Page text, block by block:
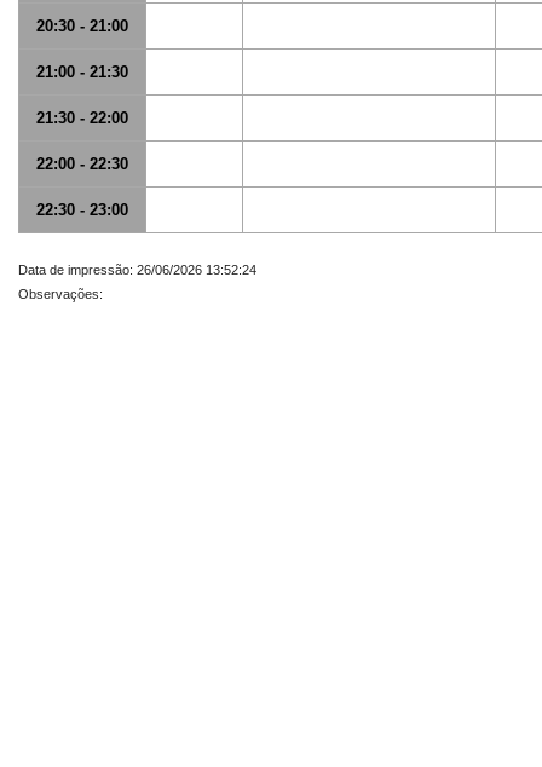
20:30 - 21:00
21:00 - 21:30
21:30 - 22:00
22:00 - 22:30
22:30 - 23:00
Data de impressão: 26/06/2026 13:52:24
Observações: